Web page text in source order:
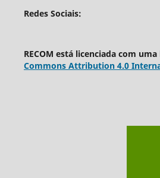
Redes Sociais:
RECOM está licenciada com uma
Commons Attribution 4.0